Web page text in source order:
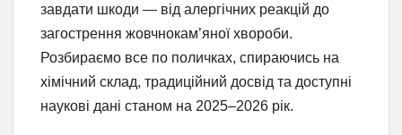
завдати шкоди — від алергічних реакцій до
загострення жовчнокам’яної хвороби.
Розбираємо все по поличках, спираючись на
хімічний склад, традиційний досвід та доступні
наукові дані станом на 2025–2026 рік.